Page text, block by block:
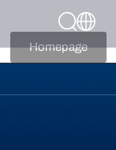
Homepage